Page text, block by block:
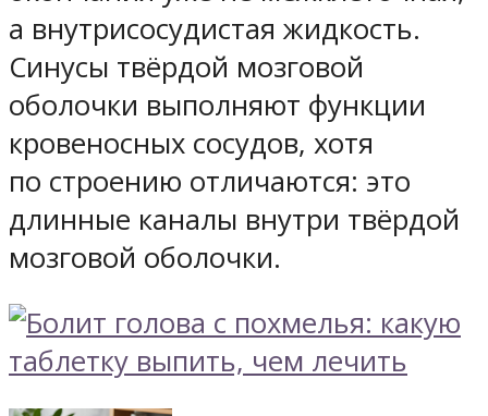
а внутрисосудистая жидкость.
Синусы твёрдой мозговой
оболочки выполняют функции
кровеносных сосудов, хотя
по строению отличаются: это
длинные каналы внутри твёрдой
мозговой оболочки.